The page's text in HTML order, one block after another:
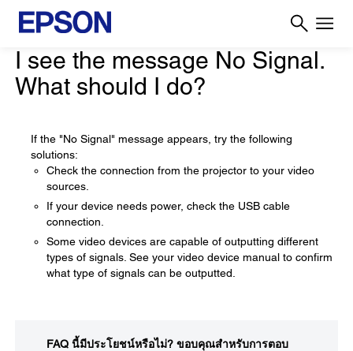
I see the message No Signal.
What should I do?
If the "No Signal" message appears, try the following
solutions:
Check the connection from the projector to your video
sources.
If your device needs power, check the USB cable
connection.
Some video devices are capable of outputting different
types of signals. See your video device manual to confirm
what type of signals can be outputted.
FAQ นี้มีประโยชน์หรือไม่? ขอบคุณสำหรับการตอบ